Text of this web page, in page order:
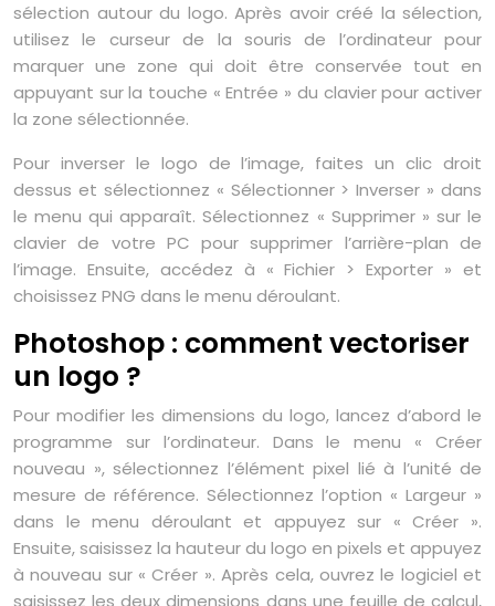
sélection autour du logo. Après avoir créé la sélection,
utilisez le curseur de la souris de l’ordinateur pour
marquer une zone qui doit être conservée tout en
appuyant sur la touche « Entrée » du clavier pour activer
la zone sélectionnée.
Pour inverser le logo de l’image, faites un clic droit
dessus et sélectionnez « Sélectionner > Inverser » dans
le menu qui apparaît. Sélectionnez « Supprimer » sur le
clavier de votre PC pour supprimer l’arrière-plan de
l’image. Ensuite, accédez à « Fichier > Exporter » et
choisissez PNG dans le menu déroulant.
Photoshop : comment vectoriser
un logo ?
Pour modifier les dimensions du logo, lancez d’abord le
programme sur l’ordinateur. Dans le menu « Créer
nouveau », sélectionnez l’élément pixel lié à l’unité de
mesure de référence. Sélectionnez l’option « Largeur »
dans le menu déroulant et appuyez sur « Créer ».
Ensuite, saisissez la hauteur du logo en pixels et appuyez
à nouveau sur « Créer ». Après cela, ouvrez le logiciel et
saisissez les deux dimensions dans une feuille de calcul,